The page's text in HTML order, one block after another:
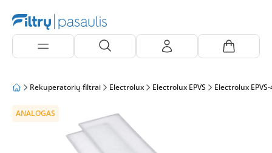
Rekuperatorių filtrai Electrolux Electrolux EPVS Electrolux
ANALOGAS